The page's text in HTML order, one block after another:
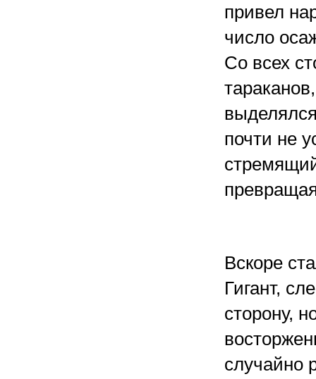
привел
число
Со всех
почти не
Вскоре
Гигант,
сторону,
случайно